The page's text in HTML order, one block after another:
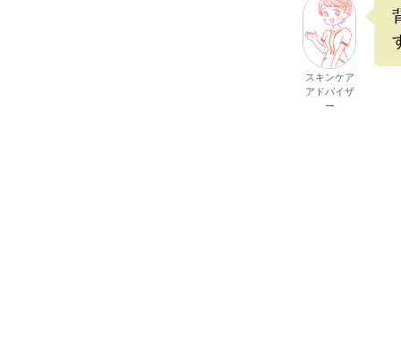
スキンケア
アドバイザ
ー